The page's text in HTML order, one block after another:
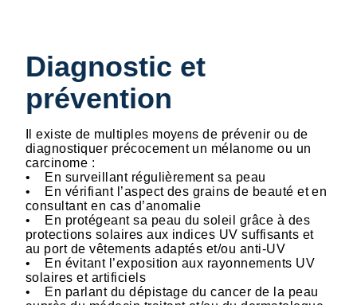
Diagnostic et
prévention
Il existe de multiples moyens de prévenir ou de
diagnostiquer précocement un mélanome ou un
carcinome :
• En surveillant régulièrement sa peau
• En vérifiant l’aspect des grains de beauté et en
consultant en cas d’anomalie
• En protégeant sa peau du soleil grâce à des
protections solaires aux indices UV suffisants et
au port de vêtements adaptés et/ou anti-UV
• En évitant l’exposition aux rayonnements UV
solaires et artificiels
• En parlant du dépistage du cancer de la peau